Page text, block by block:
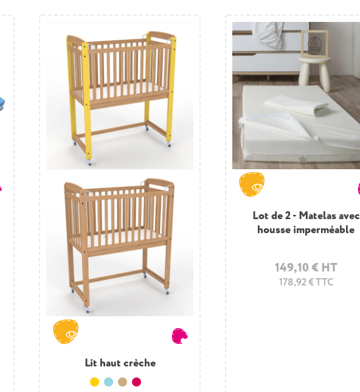
Lit haut crèche
JauneBleu clair
BoisFramboise
Lot de 2 - Matelas avec
housse imperméable
149,10 € HT
178,92 € TTC